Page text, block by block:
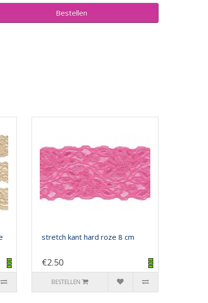
Bestellen
stretch kant hard roze 8 cm
€2.50
BESTELLEN